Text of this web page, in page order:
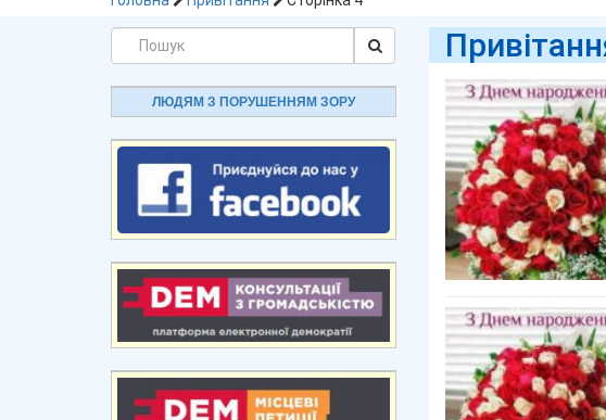
ЛЮДЯМ З ПОРУШЕННЯМ ЗОРУ